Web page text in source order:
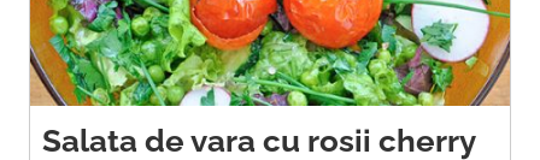
Salata de vara cu rosii cherry